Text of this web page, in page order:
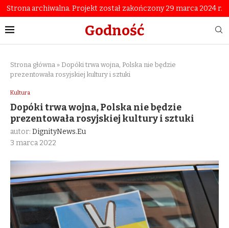
Strona archiwalna. Projekt został zakończony 29 marca 2024 r.
Godność
Strona główna » Dopóki trwa wojna, Polska nie będzie
prezentowała rosyjskiej kultury i sztuki
Kultura
Dopóki trwa wojna, Polska nie będzie
prezentowała rosyjskiej kultury i sztuki
autor: DignityNews.eu
3 marca 2022